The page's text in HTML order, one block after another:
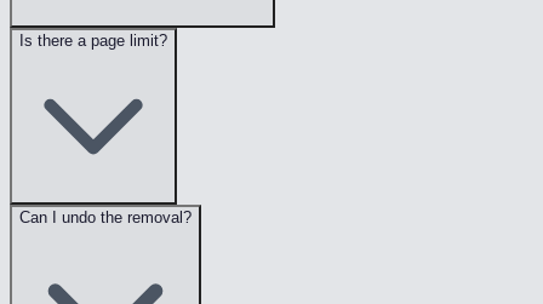
Is there a page limit?
Can I undo the removal?